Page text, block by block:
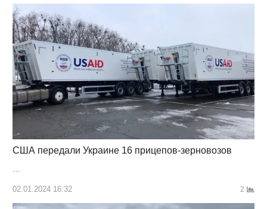
США передали Украине 16 прицепов-зерновозов
…
02.01.2024 16:32 2